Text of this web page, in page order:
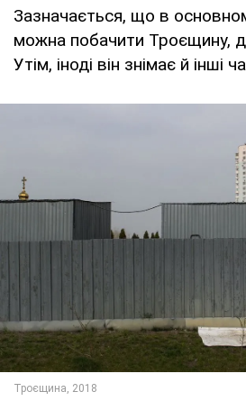
Зазначається, що в
можна побачити Троєщину,
Утім, іноді він знімає й інші